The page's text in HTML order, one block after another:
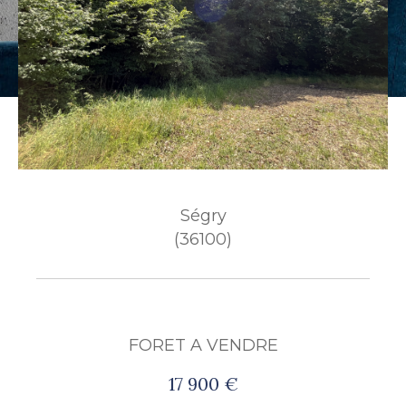
Ségry
(36100)
FORET A VENDRE
17 900 €
Budget
Budget
Surface
Surface
Pièces
TERRASSE PARKING
PISCINE